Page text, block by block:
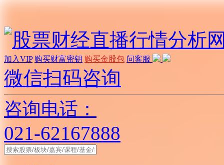
加入VIP 购买财富密钥 购买金股包 问客服
微信扫码咨询
咨询电话：
021-62167888